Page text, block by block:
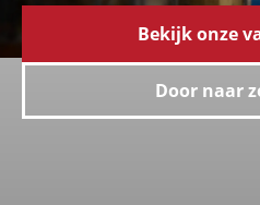
Bekijk onze
Door naar